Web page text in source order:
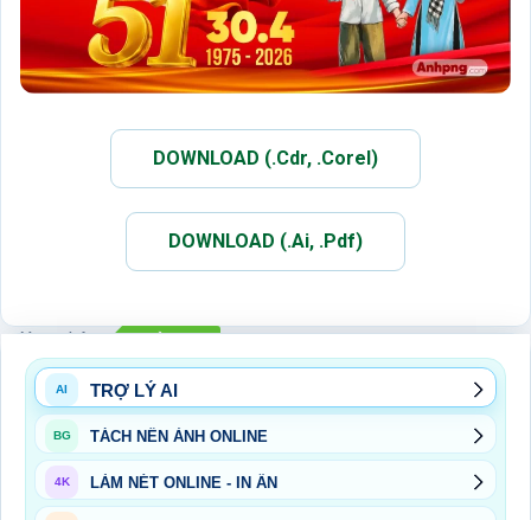
DOWNLOAD (.Cdr, .Corel)
DOWNLOAD (.Ai, .Pdf)
Xem thêm:
AI TRỢ LÝ AI
BG TÁCH NỀN ẢNH ONLINE
4K LÀM NÉT ONLINE - IN ẤN